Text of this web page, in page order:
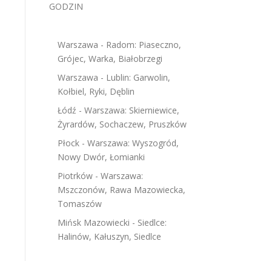
GODZIN
Warszawa - Radom: Piaseczno,
Grójec, Warka, Białobrzegi
Warszawa - Lublin: Garwolin,
Kołbiel, Ryki, Dęblin
Łódź - Warszawa: Skierniewice,
Żyrardów, Sochaczew, Pruszków
Płock - Warszawa: Wyszogród,
Nowy Dwór, Łomianki
Piotrków - Warszawa:
Mszczonów, Rawa Mazowiecka,
Tomaszów
Mińsk Mazowiecki - Siedlce:
Halinów, Kałuszyn, Siedlce